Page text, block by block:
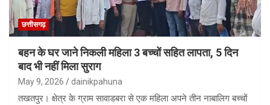
छत्तीसगढ़
बहन के घर जाने निकली महिला 3 बच्चों सहित लापता, 5 दिन
बाद भी नहीं मिला सुराग
May 9, 2026 dainikpahuna
तखतपुर। क्षेत्र के ग्राम सावाडबरा से एक महिला अपने तीन नाबालिग बच्चों